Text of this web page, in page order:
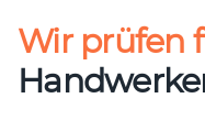
Wir prüfen